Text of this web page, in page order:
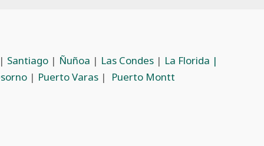
| Santiago | Ñuñoa | Las Condes | La Florida |
| Puerto Varas|
Puerto Montt